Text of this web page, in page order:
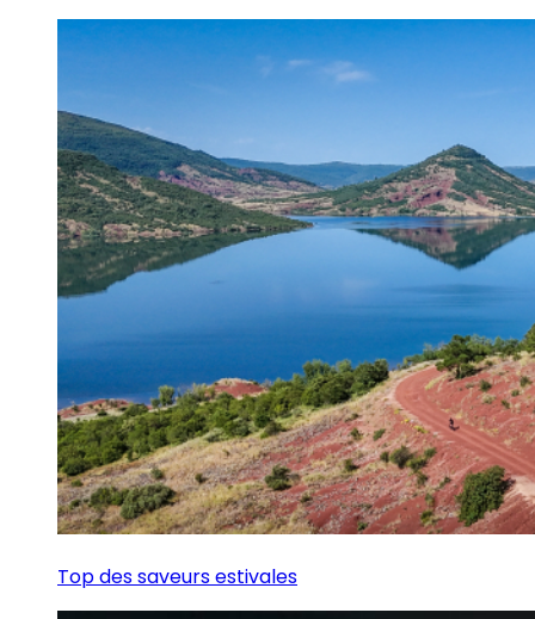
Top des saveurs estivales